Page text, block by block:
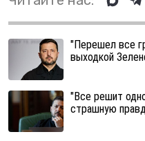
"Перешел все
выходкой
"Все решит
страшную